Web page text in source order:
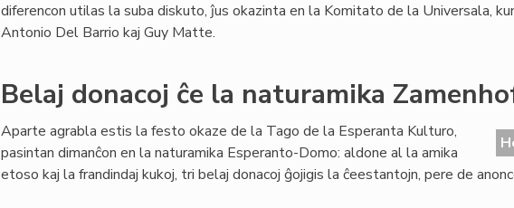
diferencon utilas la suba diskuto, ĵus okazinta en la Komitato de la Universala,
Antonio Del Barrio kaj Guy Matte.
Belaj donacoj ĉe la naturamika
Aparte agrabla estis la festo okaze de la Tago de la Esperanta Kulturo,
pasintan dimanĉon en la naturamika Esperanto-Domo: aldone al la amika
etoso kaj la frandindaj kukoj, tri belaj donacoj ĝojigis la ĉeestantojn, pere de